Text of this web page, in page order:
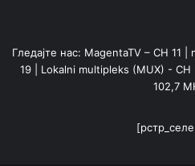
Гледајте нас: MagentaTV – CH 11 |
19 | Lokalni multipleks (MUX) - CH
102,7